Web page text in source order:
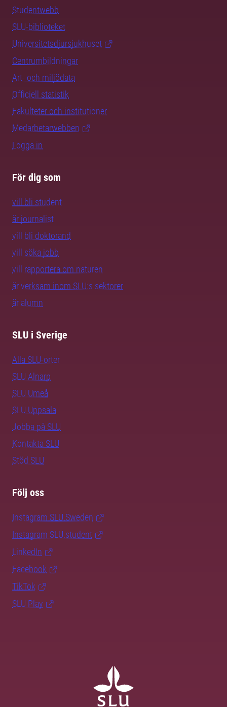
Studentwebb
SLU-biblioteket
Universitetsdjursjukhuset
Centrumbildningar
Art- och miljödata
Officiell statistik
Fakulteter och institutioner
Medarbetarwebben
Logga in
För dig som
vill bli student
är journalist
vill bli doktorand
vill söka jobb
vill rapportera om naturen
är verksam inom SLU:s sektorer
är alumn
SLU i Sverige
Alla SLU-orter
SLU Alnarp
SLU Umeå
SLU Uppsala
Jobba på SLU
Kontakta SLU
Stöd SLU
Följ oss
Instagram SLU.Sweden
Instagram SLU.student
LinkedIn
Facebook
TikTok
SLU Play